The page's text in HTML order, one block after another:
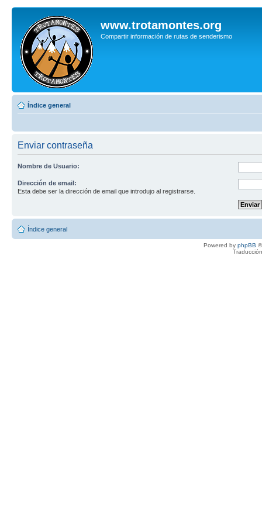
www.trotamontes.org
Compartir información de rutas de senderismo
Índice general
Enviar contraseña
Nombre de Usuario:
Dirección de email:
Esta debe ser la dirección de email que introdujo al registrarse.
Índice general
Powered by phpBB